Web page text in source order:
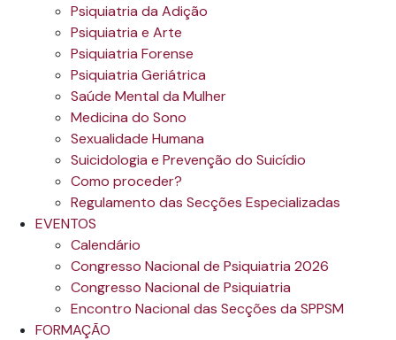
Psiquiatria da Adição
Psiquiatria e Arte
Psiquiatria Forense
Psiquiatria Geriátrica
Saúde Mental da Mulher
Medicina do Sono
Sexualidade Humana
Suicidologia e Prevenção do Suicídio
Como proceder?
Regulamento das Secções Especializadas
EVENTOS
Calendário
Congresso Nacional de Psiquiatria 2026
Congresso Nacional de Psiquiatria
Encontro Nacional das Secções da SPPSM
FORMAÇÃO